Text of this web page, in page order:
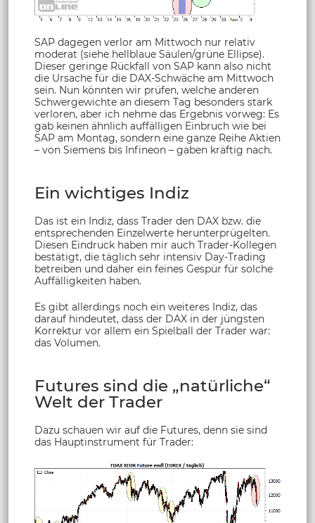
SAP dagegen verlor am Mittwoch nur relativ
moderat (siehe hellblaue Säulen/grüne Ellipse).
Dieser geringe Rückfall von SAP kann also nicht
die Ursache für die DAX-Schwäche am Mittwoch
sein. Nun könnten wir prüfen, welche anderen
Schwergewichte an diesem Tag besonders stark
verloren, aber ich nehme das Ergebnis vorweg: Es
gab keinen ähnlich auffälligen Einbruch wie bei
SAP am Montag, sondern eine ganze Reihe Aktien
– von Siemens bis Infineon – gaben kräftig nach.
Ein wichtiges Indiz
Das ist ein Indiz, dass Trader den DAX bzw. die
entsprechenden Einzelwerte herunterprügelten.
Diesen Eindruck haben mir auch Trader-Kollegen
bestätigt, die täglich sehr intensiv Day-Trading
betreiben und daher ein feines Gespür für solche
Auffälligkeiten haben.
Es gibt allerdings noch ein weiteres Indiz, das
darauf hindeutet, dass der DAX in der jüngsten
Korrektur vor allem ein Spielball der Trader war:
das Volumen.
Futures sind die „natürliche“
Welt der Trader
Dazu schauen wir auf die Futures, denn sie sind
das Hauptinstrument für Trader: